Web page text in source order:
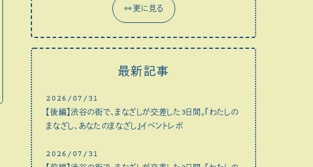
👀更に見る
最新記事
2026/07/31
【後編】渋谷の街で、まなざしが交差した3日間。『わたしの
まなざし、あなたのまなざし』イベントレポ
2026/07/31